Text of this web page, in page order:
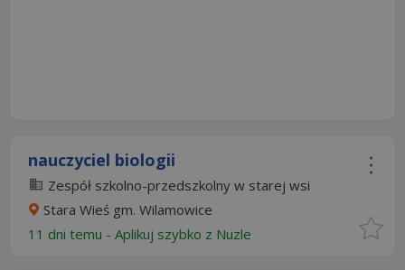
nauczyciel biologii
Zespół szkolno-przedszkolny w starej wsi
Stara Wieś gm. Wilamowice
11 dni temu - Aplikuj szybko z Nuzle